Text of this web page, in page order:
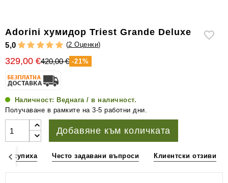
Други
аксесоари
за
Adorini хумидор Triest Grande Deluxe
5,0 (2 Оценки)
329,00 €420,00 € -21%
Наличност: Веднага / в наличност.
Получаване в рамките на 3-5 работни дни.
Добавяне към количката
купиха Често задавани въпроси Клиентски отзиви